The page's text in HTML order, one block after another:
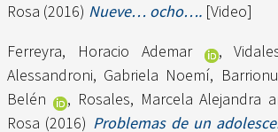
Rosa (2016) Nueve… ocho…. [Video]
Ferreyra, Horacio Ademar
,
Alessandroni, Gabriela Noemí,
Belén
, Rosales, Marcela Alejandra
Rosa (2016) Problemas de un